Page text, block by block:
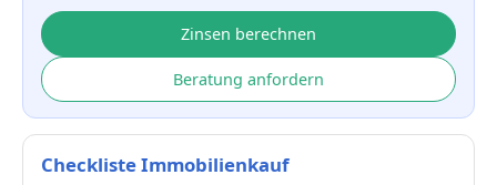
Zinsen berechnen
Beratung anfordern
Checkliste Immobilienkauf